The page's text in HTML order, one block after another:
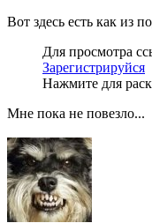
Вот здесь есть как из
Для просмотра
Зарегистрируйся
Нажмите для
Мне пока не повезло...